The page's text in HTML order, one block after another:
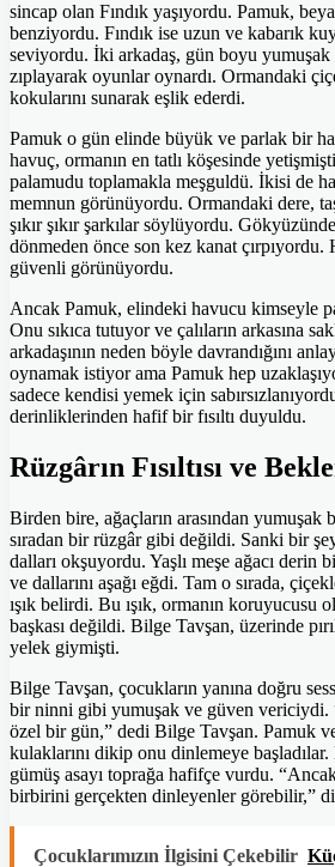
sincap olan Fındık yaşıyordu. Pamuk,
benziyordu. Fındık ise uzun ve kabarık
seviyordu. İki arkadaş, gün boyu
zıplayarak oyunlar oynardı. Ormandaki
kokularını sunarak eşlik ederdi.
Pamuk o gün elinde büyük ve parlak bir
havuç, ormanın en tatlı köşesinde
palamudu toplamakla meşguldü. İkisi de
memnun görünüyordu. Ormandaki dere,
şıkır şıkır şarkılar söylüyordu.
dönmeden önce son kez kanat
güvenli görünüyordu.
Ancak Pamuk, elindeki havucu kimseyle
Onu sıkıca tutuyor ve çalıların arkasına
arkadaşının neden böyle davrandığını
oynamak istiyor ama Pamuk hep
sadece kendisi yemek için
derinliklerinden hafif bir fısıltı duyuldu.
Rüzgârın Fısıltısı ve
Birden bire, ağaçların arasından yumuşak
sıradan bir rüzgâr gibi değildi. Sanki bir
dalları okşuyordu. Yaşlı meşe ağacı derin
ve dallarını aşağı eğdi. Tam o sırada,
ışık belirdi. Bu ışık, ormanın koruyucusu
başkası değildi. Bilge Tavşan, üzerinde
yelek giymişti.
Bilge Tavşan, çocukların yanına doğru
bir ninni gibi yumuşak ve güven vericiydi.
özel bir gün,” dedi Bilge Tavşan. Pamuk
kulaklarını dikip onu dinlemeye
gümüş asayı toprağa hafifçe vurdu.
birbirini gerçekten dinleyenler görebilir,”
Çocuklarımızın İlgisini Çekebilir